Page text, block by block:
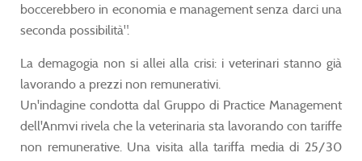
boccerebbero in economia e management senza darci una
seconda possibilità".
La demagogia non si allei alla crisi: i veterinari stanno già
lavorando a prezzi non remunerativi.
Un'indagine condotta dal Gruppo di Practice Management
dell'Anmvi rivela che la veterinaria sta lavorando con tariffe
non remunerative. Una visita alla tariffa media di 25/30